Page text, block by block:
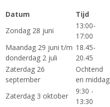
Datum Tijd
Zondag 28 juni
13:00-
17:00
Maandag 29 juni t/m
donderdag 2 juli
18.45-
20.45
Zaterdag 26
september
Ochtend
en middag
Zaterdag 3 oktober
9:30 -
13:30